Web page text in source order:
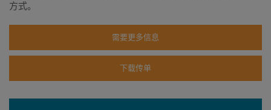
方式。
需要更多信息
下载传单